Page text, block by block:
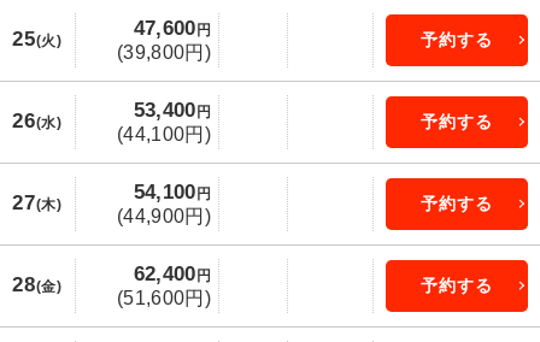
25(火)
47,600 円
(39,800円)
予約する
26(水)
53,400 円
(44,100円)
予約する
27(木)
54,100 円
(44,900円)
予約する
28(金)
62,400 円
(51,600円)
予約する